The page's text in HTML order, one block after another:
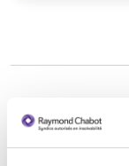
Syndic